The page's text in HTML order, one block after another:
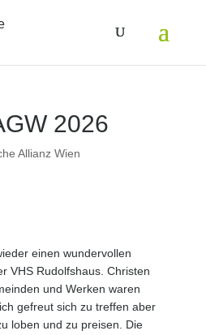
2026
Allianz Wien
einen wundervollen
VHS Rudolfshaus. Christen
und Werken waren
gefreut sich zu treffen aber
loben und zu preisen. Die